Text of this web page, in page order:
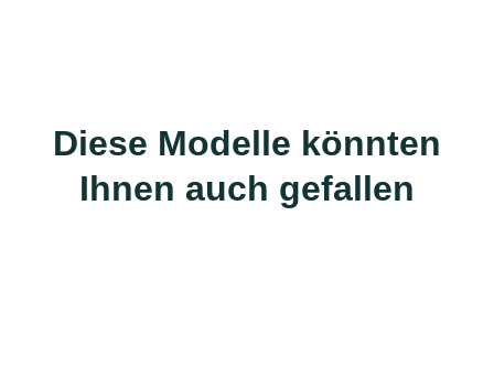
Diese Modelle könnten
Ihnen auch gefallen